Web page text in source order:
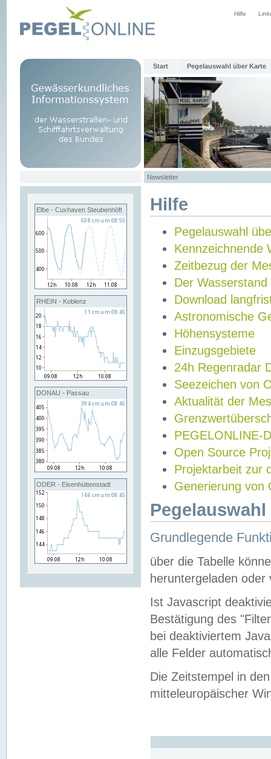
Hilfe
Start Pegelauswahl über Karte
Newsletter
Elbe - Cuxhaven Steubenhöft
RHEIN - Koblenz
DONAU - Passau
ODER - Eisenhüttenstadt
Hilfe
Pegelauswahl
Kennzeichnende
Zeitbezug der
Der Wasserstand
Download
Astronomische
Höhensysteme
Einzugsgebiete
24h Regenradar
Seezeichen von
Aktualität der
PEGELONLINE-
Open Source
Projektarbeit zur
Generierung von
Grundlegende
über die Tabelle
heruntergeladen oder
Ist Javascript
Bestätigung des
bei deaktiviertem
alle Felder
Die Zeitstempel in
mitteleuropäischer